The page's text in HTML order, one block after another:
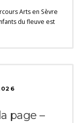
Arts en Sèvre
du fleuve est
page –